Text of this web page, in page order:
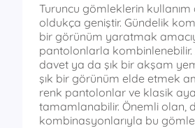
Turuncu gömleklerin kullanım
oldukça geniştir. Gündelik
bir görünüm yaratmak
pantolonlarla kombinlenebilir.
davet ya da şık bir akşam
şık bir görünüm elde etmek
renk pantolonlar ve klasik
tamamlanabilir. Önemli olan,
kombinasyonlarıyla bu